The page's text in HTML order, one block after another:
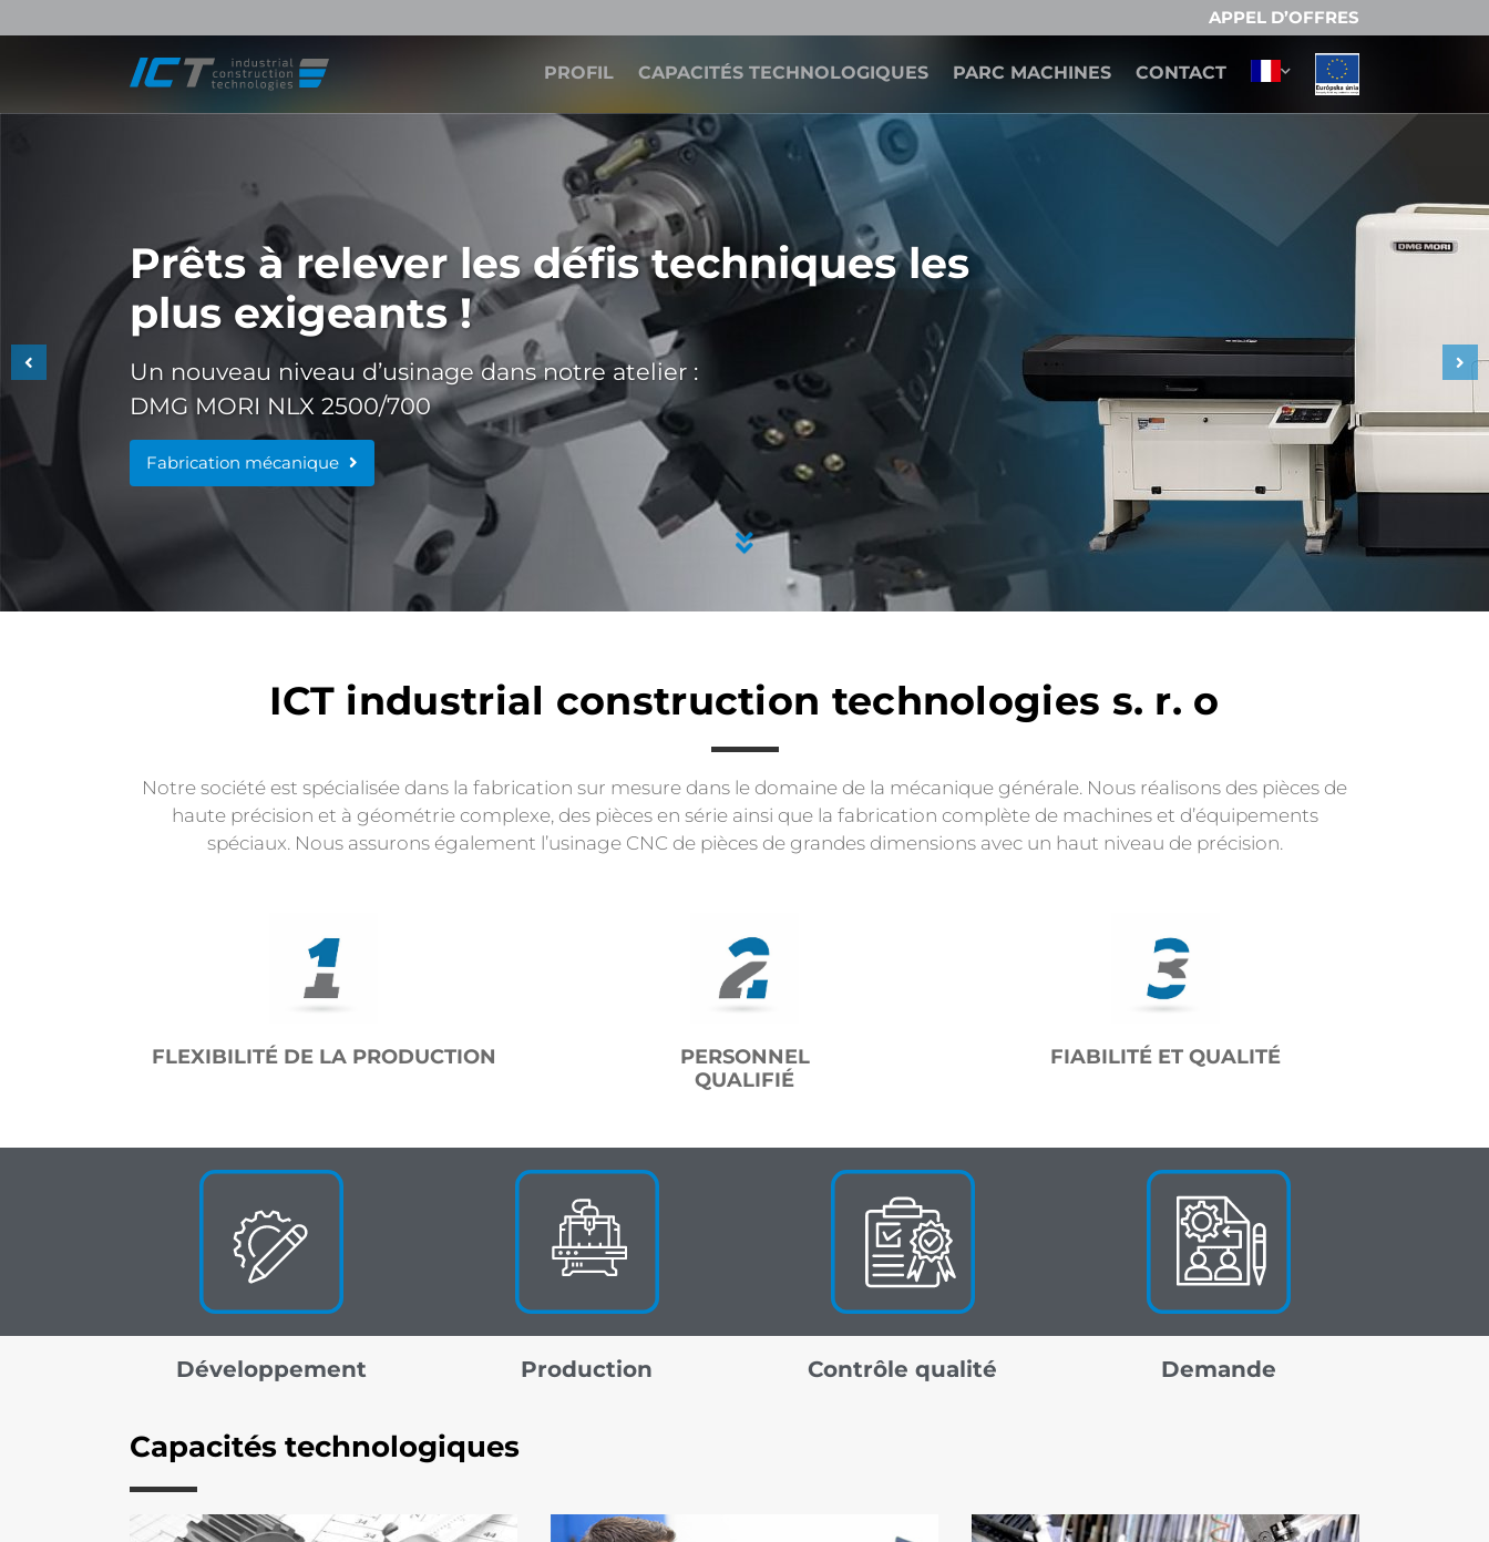
APPEL D’OFFRES
PROFIL CAPACITÉS TECHNOLOGIQUES PARC MACHINES CONTACT
Prêts à relever les défis techniques les
plus exigeants !
Un nouveau niveau d’usinage dans notre atelier :
DMG MORI NLX 2500/700
Fabrication mécanique
ICT industrial construction technologies s. r. o
Notre société est spécialisée dans la fabrication sur mesure dans le domaine de la mécanique générale. Nous réalisons des pièces de
haute précision et à géométrie complexe, des pièces en série ainsi que la fabrication complète de machines et d’équipements
spéciaux. Nous assurons également l’usinage CNC de pièces de grandes dimensions avec un haut niveau de précision.
FLEXIBILITÉ DE LA PRODUCTION
PERSONNEL
QUALIFIÉ
FIABILITÉ ET QUALITÉ
Développement Production Contrôle qualité Demande
Capacités technologiques